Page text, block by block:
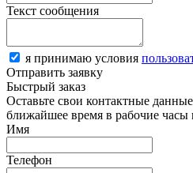
Текст сообщения
я принимаю условия
Отправить заявку
Быстрый заказ
Оставьте свои контактные
ближайшее время в рабочие часы
Имя
Телефон